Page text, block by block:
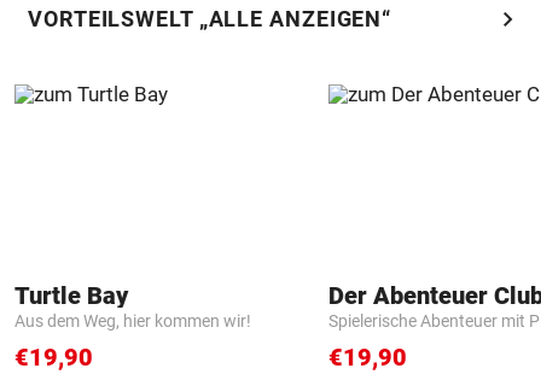
VORTEILSWELT „ALLE ANZEIGEN“ chevron_right
Turtle Bay
Aus dem Weg, hier kommen wir!
€19,90
Der Abenteuer
Spielerische Abenteuer mit
€19,90